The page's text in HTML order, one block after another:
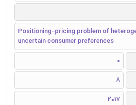
Positioning–pricing problem of
uncertain consumer preferences
0
8
2017